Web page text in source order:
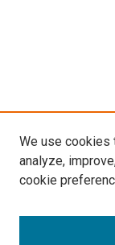
We use cookies
analyze,
cookie